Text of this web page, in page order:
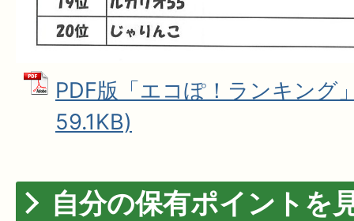
PDF版「エコぽ！ランキング
59.1KB)
自分の保有ポイントを